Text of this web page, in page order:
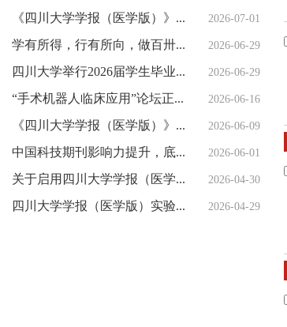
《四川大学学报（医学版）》编辑部紧急声明 2026-07-01
学有所得，行有所向，做百卅川大的薪火赓续者 ——校长汪劲松在四川大学2026届学生毕业典礼上的讲话 2026-06-29
四川大学举行2026届学生毕业典礼暨学位授予仪式 2026-06-29
“手术机器人临床应用”论坛正式发布 2026-06-16
《四川大学学报（医学版）》2026年编委会会议举行 2026-06-09
中国科技期刊影响力提升，底气何来？（创新谈） 2026-06-01
关于启用四川大学学报（医学版）新投审稿系统的通知 2026-04-30
四川大学学报（医学版）实验医学前沿技术专题发布会暨重点专题及指南共识组稿会举行 2026-04-29